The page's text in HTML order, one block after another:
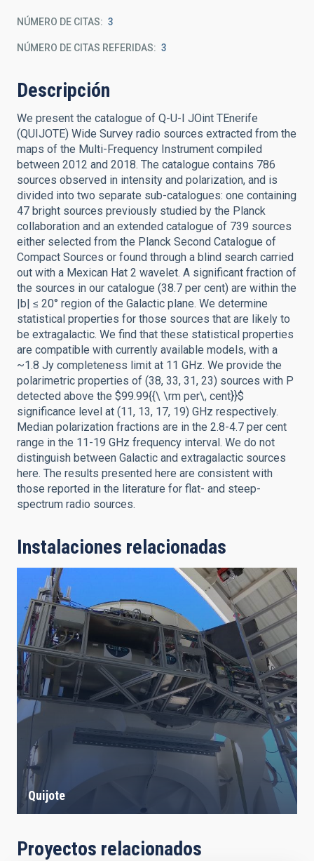
NÚMERO DE CITAS 3
NÚMERO DE CITAS REFERIDAS 3
Descripción
We present the catalogue of Q-U-I JOint TEnerife
(QUIJOTE) Wide Survey radio sources extracted from the
maps of the Multi-Frequency Instrument compiled
between 2012 and 2018. The catalogue contains 786
sources observed in intensity and polarization, and is
divided into two separate sub-catalogues: one containing
47 bright sources previously studied by the Planck
collaboration and an extended catalogue of 739 sources
either selected from the Planck Second Catalogue of
Compact Sources or found through a blind search carried
out with a Mexican Hat 2 wavelet. A significant fraction of
the sources in our catalogue (38.7 per cent) are within the
|b| ≤ 20° region of the Galactic plane. We determine
statistical properties for those sources that are likely to
be extragalactic. We find that these statistical properties
are compatible with currently available models, with a
~1.8 Jy completeness limit at 11 GHz. We provide the
polarimetric properties of (38, 33, 31, 23) sources with P
detected above the $99.99{{\ \rm per\, cent}}$
significance level at (11, 13, 17, 19) GHz respectively.
Median polarization fractions are in the 2.8-4.7 per cent
range in the 11-19 GHz frequency interval. We do not
distinguish between Galactic and extragalactic sources
here. The results presented here are consistent with
those reported in the literature for flat- and steep-
spectrum radio sources.
Instalaciones relacionadas
Quijote
Proyectos relacionados